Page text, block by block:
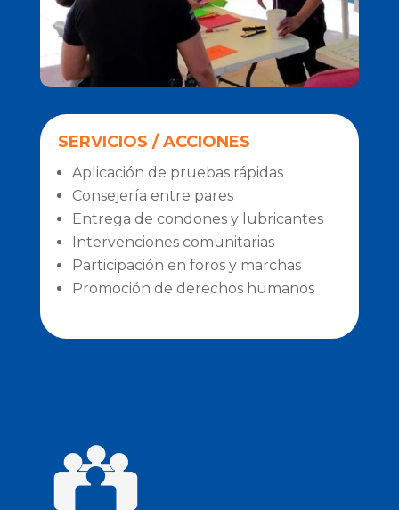
SERVICIOS / ACCIONES
Aplicación de pruebas rápidas
Consejería entre pares
Entrega de condones y lubricantes
Intervenciones comunitarias
Participación en foros y marchas
Promoción de derechos humanos